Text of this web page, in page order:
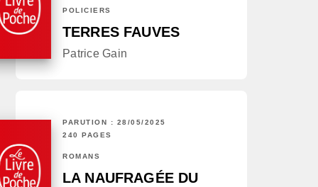
POLICIERS
TERRES FAUVES
Patrice Gain
PARUTION : 28/05/2025
240 PAGES
ROMANS
LA NAUFRAGÉE DU